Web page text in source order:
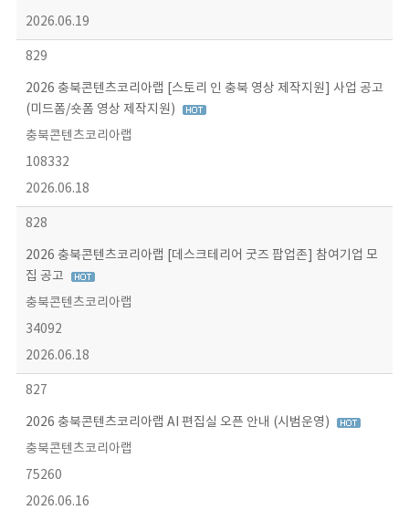
2026.06.19
829
2026 충북콘텐츠코리아랩 [스토리 인 충북 영상 제작지원] 사업 공고
(미드폼/숏폼 영상 제작지원)
충북콘텐츠코리아랩
108332
2026.06.18
828
2026 충북콘텐츠코리아랩 [데스크테리어 굿즈 팝업존] 참여기업 모
집 공고
충북콘텐츠코리아랩
34092
2026.06.18
827
2026 충북콘텐츠코리아랩 AI 편집실 오픈 안내 (시범운영)
충북콘텐츠코리아랩
75260
2026.06.16